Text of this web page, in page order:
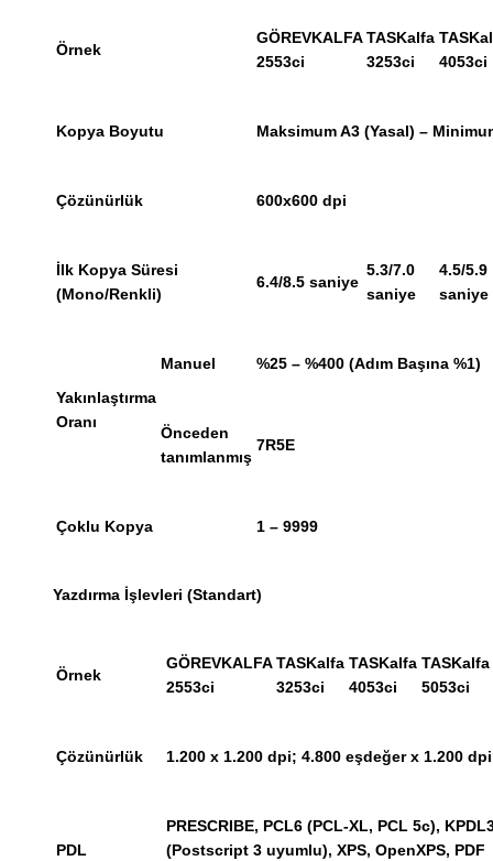
Örnek
GÖREVKALFA
2553ci
TASKalfa
3253ci
4053ci
Kopya Boyutu Maksimum A3 (Yasal) –
Çözünürlük 600x600 dpi
İlk Kopya Süresi
(Mono/Renkli)
6.4/8.5 saniye
5.3/7.0
saniye
4.5/5.9
saniye
Yakınlaştırma
Oranı
Manuel %25 – %400 (Adım Başına %1)
Önceden
tanımlanmış
7R5E
Çoklu Kopya 1 – 9999
Yazdırma İşlevleri (Standart)
Örnek
GÖREVKALFA
2553ci
TASKalfa
3253ci
TASKalfa
4053ci
TASKalfa
5053ci
Çözünürlük 1.200 x 1.200 dpi; 4.800 eşdeğer x 1.200
PDL
PRESCRIBE, PCL6 (PCL-XL, PCL 5c),
(Postscript 3 uyumlu), XPS, OpenXPS, PDF